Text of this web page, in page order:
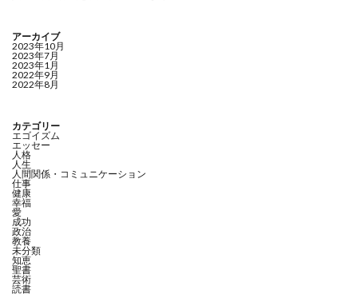
アーカイブ
2023年10月
2023年7月
2023年1月
2022年9月
2022年8月
カテゴリー
エゴイズム
エッセー
人格
人生
人間関係・コミュニケーション
仕事
健康
幸福
愛
成功
政治
教養
未分類
知恵
聖書
芸術
読書